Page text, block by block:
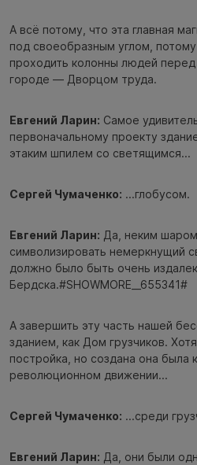
А всё потому, что эта главная
под своеобразным углом,
проходить колонны людей
городе — Дворцом труда.
Евгений Ларин: Самое
первоначальному проекту
этаким шпилем со светящимся...
Сергей Чумаченко: ...глобусом.
Евгений Ларин: Да, неким
символизировать немеркнущий
должно было быть очень
Бердска.#SHOWMORE__655341#
А завершить эту часть нашей
зданием, как Дом грузчиков.
постройка, но создана она была
революционном движении...
Сергей Чумаченко: ...среди
Евгений Ларин: Да, они были